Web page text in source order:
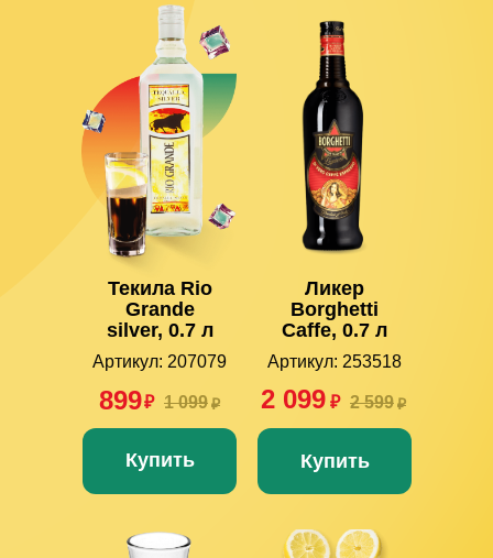
Ликер
Borghetti
Caffe, 0.7 л
Артикул: 253518
Текила Rio
Grande
silver, 0.7 л
Артикул: 207079
Купить Купить
2 099 ₽ 2 599₽
899₽ 1 099₽